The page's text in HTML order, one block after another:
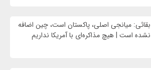
بقائی: میانجی اصلی، پاکستان است، چین اضافه
نشده است | هیچ مذاکره‌ای با آمریکا نداریم